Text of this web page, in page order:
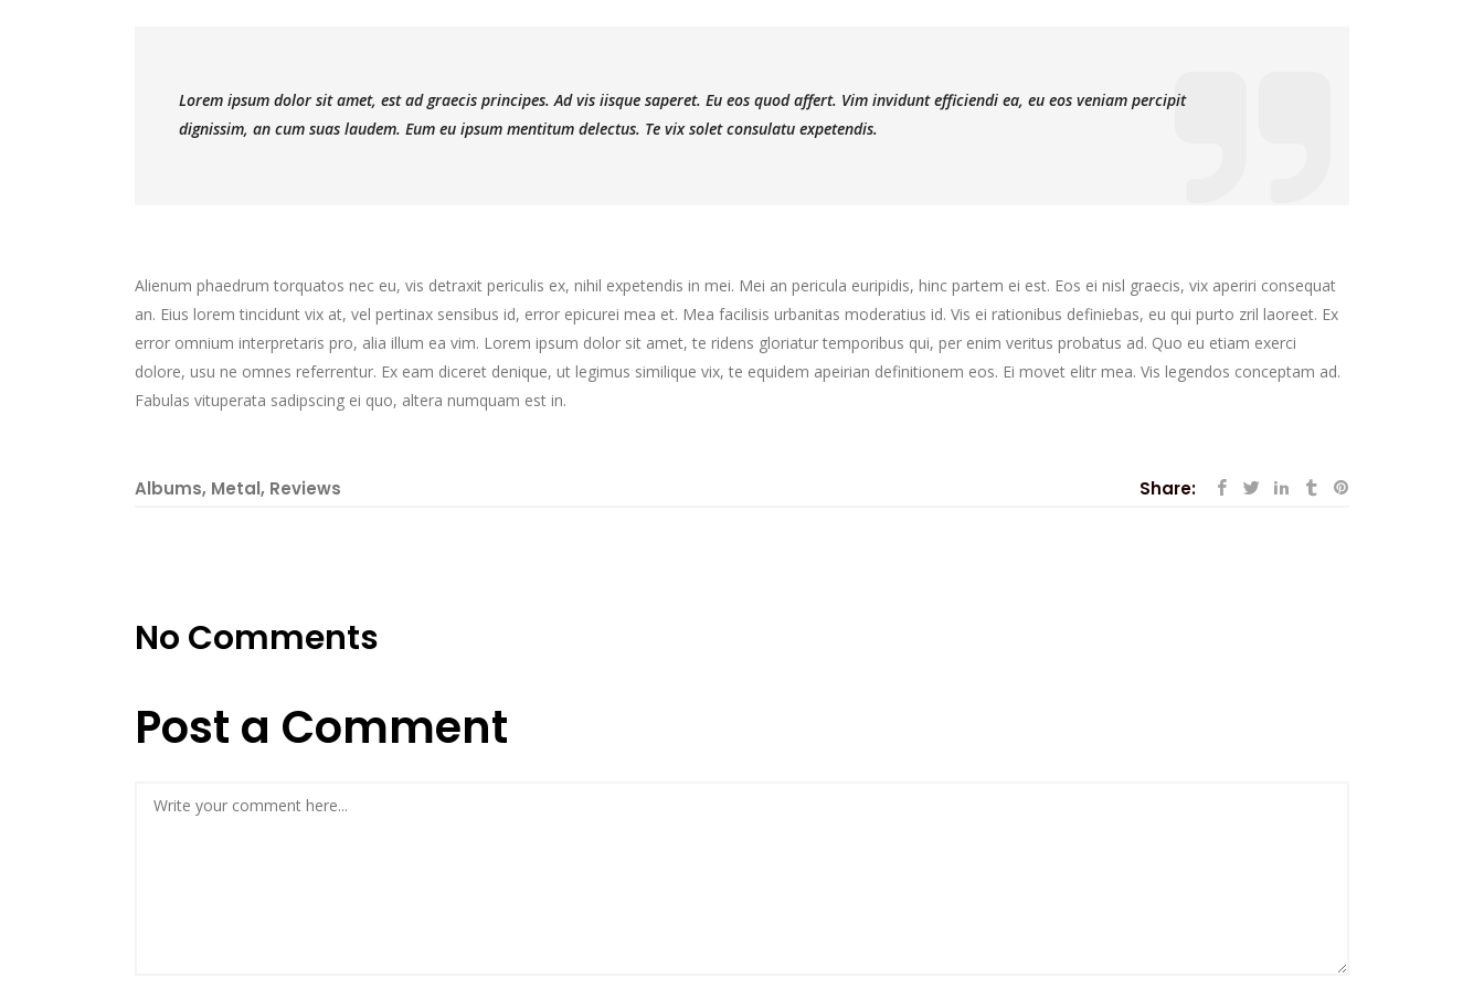
Lorem ipsum dolor sit amet, est ad graecis principes. Ad vis iisque saperet. Eu eos quod affert. Vim invidunt efficiendi ea, eu eos veniam percipit
dignissim, an cum suas laudem. Eum eu ipsum mentitum delectus. Te vix solet consulatu expetendis.
Alienum phaedrum torquatos nec eu, vis detraxit periculis ex, nihil expetendis in mei. Mei an pericula euripidis, hinc partem ei est. Eos ei nisl graecis, vix aperiri consequat
an. Eius lorem tincidunt vix at, vel pertinax sensibus id, error epicurei mea et. Mea facilisis urbanitas moderatius id. Vis ei rationibus definiebas, eu qui purto zril laoreet. Ex
error omnium interpretaris pro, alia illum ea vim. Lorem ipsum dolor sit amet, te ridens gloriatur temporibus qui, per enim veritus probatus ad. Quo eu etiam exerci
dolore, usu ne omnes referrentur. Ex eam diceret denique, ut legimus similique vix, te equidem apeirian definitionem eos. Ei movet elitr mea. Vis legendos conceptam ad.
Fabulas vituperata sadipscing ei quo, altera numquam est in.
Albums, Metal, Reviews Share:
No Comments
Post a Comment